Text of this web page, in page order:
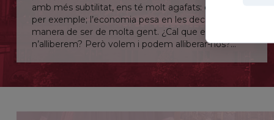
amb més subtilitat, ens té molt agafats: els diners,
per exemple; l’economia pesa en les decisions i la
manera de ser de molta gent. ¿Cal que ens
n’alliberem? Però volem i podem alliberar-nos?
Senyor, allibera’m fins i tot d’allò que no en sóc
conscient.